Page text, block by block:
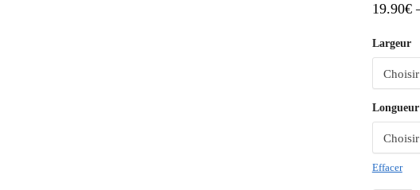
19.90€
Largeur
Longueur
Effacer